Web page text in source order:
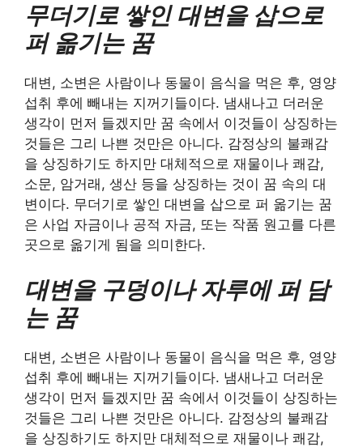
무더기로 쌓인 대변을 삽으로
퍼 옮기는 꿈
대변, 소변은 사람이나 동물이 음식을 먹은 후, 영양
섭취 후에 빼내는 지꺼기들이다. 냄새나고 더러운
생각이 먼저 들겠지만 꿈 속에서 이것들이 상징하는
것들은 그리 나쁜 것만은 아니다. 감정상의 불쾌감
을 상징하기도 하지만 대체적으로 재물이나 쾌감,
소문, 암거래, 생산 등을 상징하는 것이 꿈 속의 대
변이다. 무더기로 쌓인 대변을 삽으로 퍼 옮기는 꿈
은 사업 자금이나 공적 자금, 또는 작품 원고를 다른
곳으로 옮기게 됨을 의미한다.
대변을 구덩이나 자루에 퍼 담
는 꿈
대변, 소변은 사람이나 동물이 음식을 먹은 후, 영양
섭취 후에 빼내는 지꺼기들이다. 냄새나고 더러운
생각이 먼저 들겠지만 꿈 속에서 이것들이 상징하는
것들은 그리 나쁜 것만은 아니다. 감정상의 불쾌감
을 상징하기도 하지만 대체적으로 재물이나 쾌감,